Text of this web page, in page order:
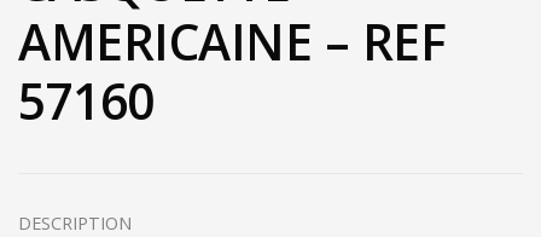
AMERICAINE – REF
57160
DESCRIPTION